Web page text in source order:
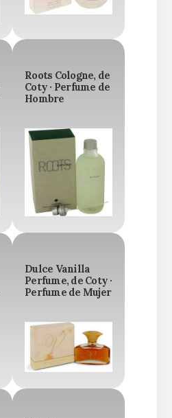
Roots Cologne, de
Coty · Perfume de
Hombre
Dulce Vanilla
Perfume, de Coty ·
Perfume de Mujer